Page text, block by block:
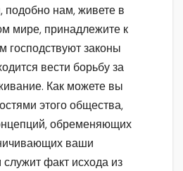
подобно нам, живете в
мире, принадлежите к
господствуют законы
вести борьбу за
Как можете вы
этого общества,
обременяющих
ваши
факт исхода из